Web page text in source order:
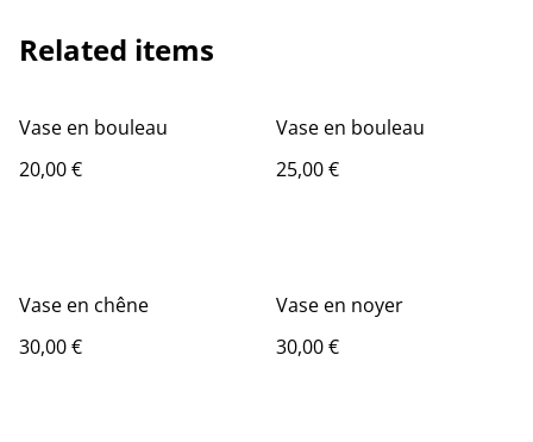
Related items
Vase en bouleau
20,00 €
Vase en bouleau
25,00 €
Vase en chêne
30,00 €
Vase en noyer
30,00 €